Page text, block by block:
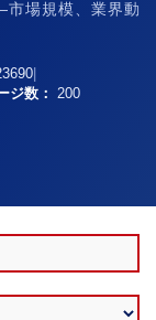
場規模、業界動
ジ数： 200